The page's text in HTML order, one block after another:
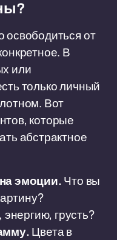
от
В
или
только личный
Вот
которые
абстрактное
эмоции. Что вы
грусть?
Цвета в